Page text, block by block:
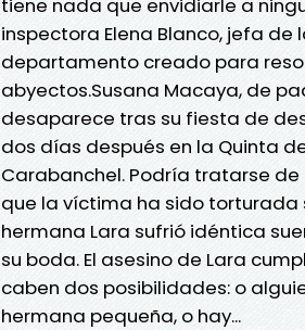
tiene nada que envidiarle a
inspectora Elena Blanco, jefa de
departamento creado para
abyectos.Susana Macaya, de
desaparece tras su fiesta de
dos días después en la Quinta
Carabanchel. Podría tratarse de
que la víctima ha sido torturada
hermana Lara sufrió idéntica
su boda. El asesino de Lara
caben dos posibilidades: o
hermana pequeña, o hay...